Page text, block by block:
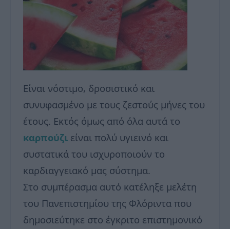
Είναι νόστιμο, δροσιστικό και
συνυφασμένο με τους ζεστούς μήνες του
έτους. Εκτός όμως από όλα αυτά το
καρπούζι είναι πολύ υγιεινό και
συστατικά του ισχυροποιούν το
καρδιαγγειακό μας σύστημα.
Στο συμπέρασμα αυτό κατέληξε μελέτη
του Πανεπιστημίου της Φλόριντα που
δημοσιεύτηκε στο έγκριτο επιστημονικό